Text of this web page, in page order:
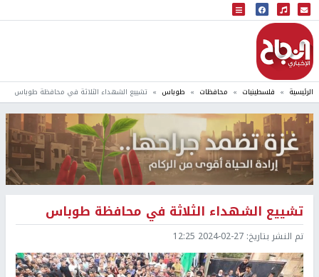
البث المباشر
إذاعة النجاح
الرئيسية فلسطينيات محافظات طوباس تشييع الشهداء الثلاثة في محافظة طوباس
تشييع الشهداء الثلاثة في محافظة طوباس
تم النشر بتاريخ: 2024-02-27 12:25